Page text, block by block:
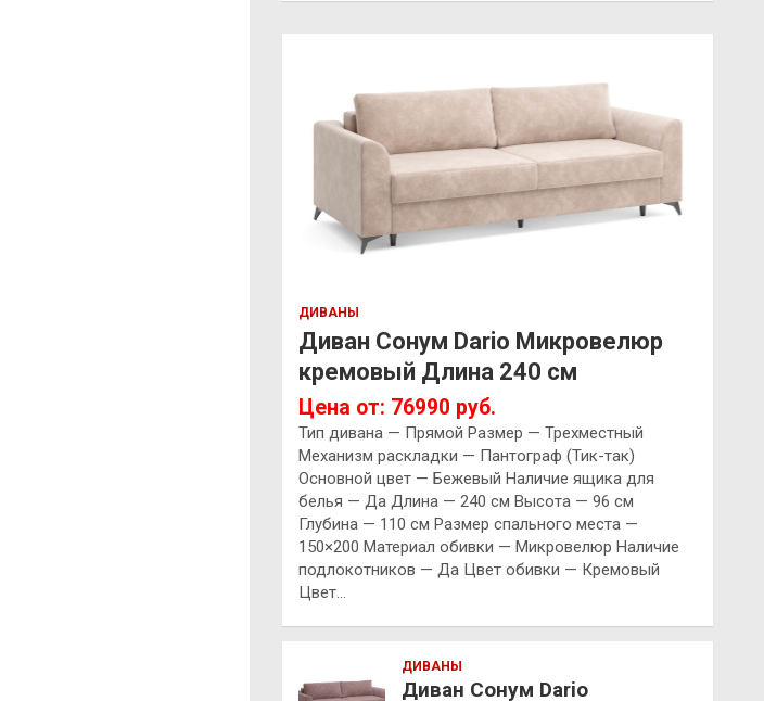
ДИВАНЫ
Диван Сонум Dario Микровелюр
кремовый Длина 240 см
Цена от: 76990 руб.
Тип дивана — Прямой Размер — Трехместный
Механизм раскладки — Пантограф (Тик-так)
Основной цвет — Бежевый Наличие ящика для
белья — Да Длина — 240 см Высота — 96 см
Глубина — 110 см Размер спального места —
150×200 Материал обивки — Микровелюр Наличие
подлокотников — Да Цвет обивки — Кремовый
Цвет…
ДИВАНЫ
Диван Сонум Dario